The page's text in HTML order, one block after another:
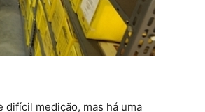
difícil medição, mas há uma